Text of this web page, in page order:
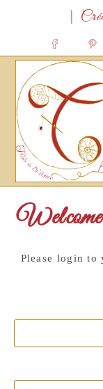
|
Please login to